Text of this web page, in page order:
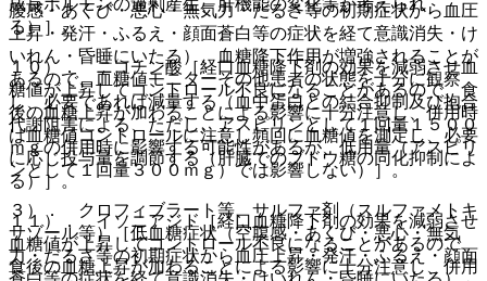
成長ホルモンの過剰産生、肝機能の変化等が考えられ
る）］。
１０）． ニコチン酸［経口血糖降下剤の効果を減弱させ血
糖値が上昇してコントロール不良になることがあるので、食
後の血糖上昇が加わることによる影響に十分注意し、併用時
は血糖値コントロールに注意し頻回に血糖値を測定し、必要
に応じ投与量を調節する（肝臓でのブドウ糖の同化抑制によ
る）］。
１１）． イソニアジド［経口血糖降下剤の効果を減弱させ
血糖値が上昇してコントロール不良になることがあるので、
食後の血糖上昇が加わることによる影響に十分注意し、併用
腹感・あくび・悪心・無気力・だるさ等の初期症状から血圧
上昇・発汗・ふるえ・顔面蒼白等の症状を経て意識消失・け
いれん・昏睡にいたる）、血糖降下作用が増強されることが
あるので、血糖値モニターその他患者の状態を十分に観察
し、必要であれば減量する（血中蛋白との結合抑制及び抱合
代謝阻害による、ただし、アスピリンとして１回量１５００
ｍｇの併用時に影響する可能性があるが、低用量（アスピリ
ンとして１回量３００ｍｇ）では影響しない）］。
３）． クロフィブラート等、サルファ剤（スルファメトキ
サゾール等）［低血糖症状（空腹感・あくび・悪心・無気
力・だるさ等の初期症状から血圧上昇・発汗・ふるえ・顔面